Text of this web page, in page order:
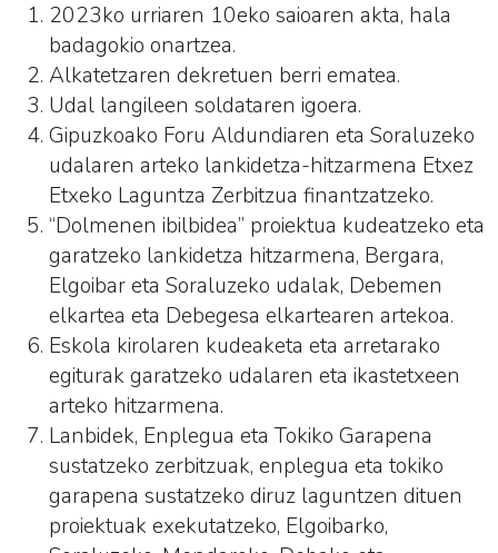
2023ko urriaren 10eko saioaren akta, hala
badagokio onartzea.
Alkatetzaren dekretuen berri ematea.
Udal langileen soldataren igoera.
Gipuzkoako Foru Aldundiaren eta Soraluzeko
udalaren arteko lankidetza-hitzarmena Etxez
Etxeko Laguntza Zerbitzua finantzatzeko.
“Dolmenen ibilbidea” proiektua kudeatzeko eta
garatzeko lankidetza hitzarmena, Bergara,
Elgoibar eta Soraluzeko udalak, Debemen
elkartea eta Debegesa elkartearen artekoa.
Eskola kirolaren kudeaketa eta arretarako
egiturak garatzeko udalaren eta ikastetxeen
arteko hitzarmena.
Lanbidek, Enplegua eta Tokiko Garapena
sustatzeko zerbitzuak, enplegua eta tokiko
garapena sustatzeko diruz laguntzen dituen
proiektuak exekutatzeko, Elgoibarko,